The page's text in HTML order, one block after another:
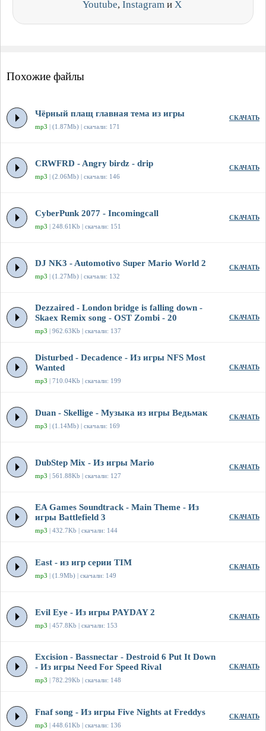
Youtube, Instagram и X
Похожие файлы
Чёрный плащ главная тема из игры
mp3 | (1.87Mb) | скачали: 171
СКАЧАТЬ
CRWFRD - Angry birdz - drip
mp3 | (2.06Mb) | скачали: 146
СКАЧАТЬ
CyberPunk 2077 - Incomingcall
mp3 | 248.61Kb | скачали: 151
СКАЧАТЬ
DJ NK3 - Automotivo Super Mario World 2
mp3 | (1.27Mb) | скачали: 132
СКАЧАТЬ
Dezzaired - London bridge is falling down -
Skaex Remix song - OST Zombi - 20
mp3 | 962.63Kb | скачали: 137
СКАЧАТЬ
Disturbed - Decadence - Из игры NFS Most
Wanted
mp3 | 710.04Kb | скачали: 199
СКАЧАТЬ
Duan - Skellige - Музыка из игры Ведьмак
mp3 | (1.14Mb) | скачали: 169
СКАЧАТЬ
DubStep Mix - Из игры Mario
mp3 | 561.88Kb | скачали: 127
СКАЧАТЬ
EA Games Soundtrack - Main Theme - Из
игры Battlefield 3
mp3 | 432.7Kb | скачали: 144
СКАЧАТЬ
East - из игр серии TIM
mp3 | (1.9Mb) | скачали: 149
СКАЧАТЬ
Evil Eye - Из игры PAYDAY 2
mp3 | 457.8Kb | скачали: 153
СКАЧАТЬ
Excision - Bassnectar - Destroid 6 Put It Down
- Из игры Need For Speed Rival
mp3 | 782.29Kb | скачали: 148
СКАЧАТЬ
Fnaf song - Из игры Five Nights at Freddys
mp3 | 448.61Kb | скачали: 136
СКАЧАТЬ